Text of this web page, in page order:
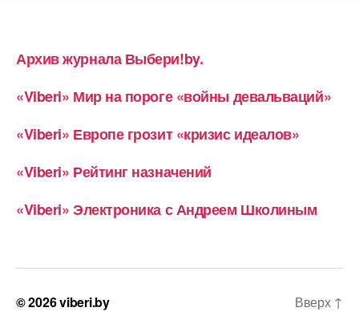
Архив журнала Выбери!by.
«Viberi» Мир на пороге «войны девальваций»
«Viberi» Европе грозит «кризис идеалов»
«Viberi» Рейтинг назначений
«Viberi» Электроника с Андреем Школиным
© 2026viberi.by Вверх ↑